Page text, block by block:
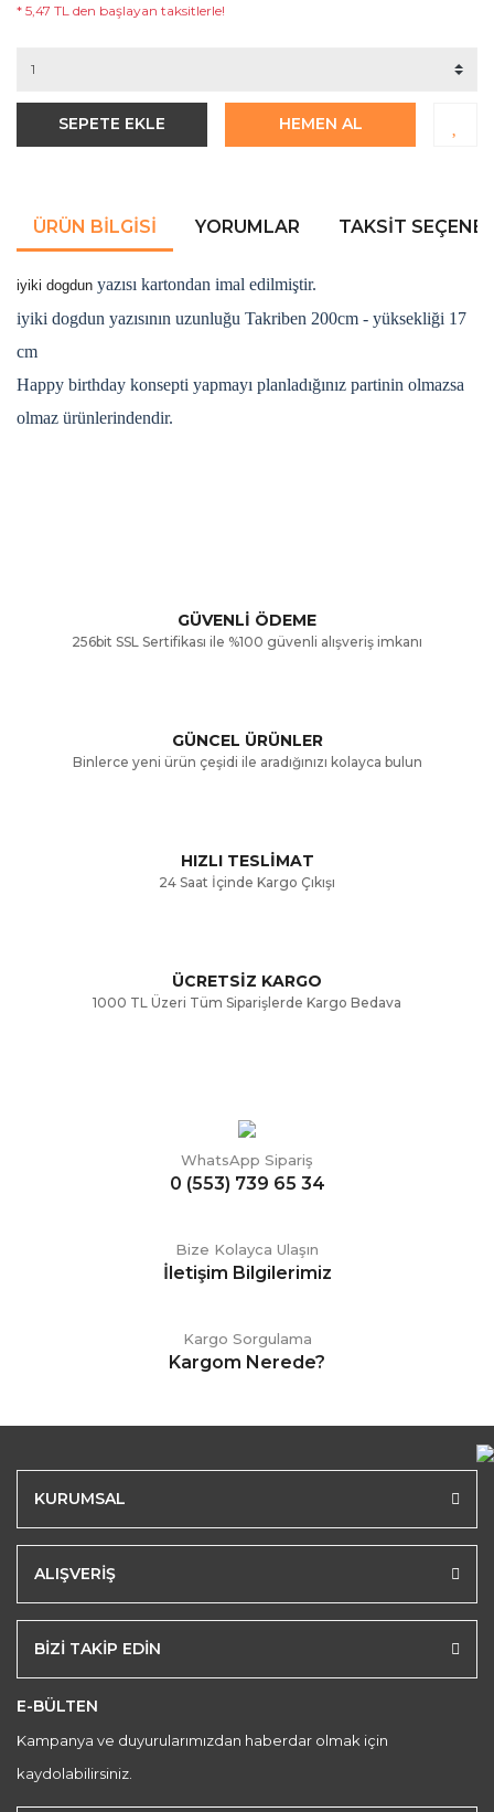
* 5,47 TL den başlayan taksitlerle!
SEPETE EKLE HEMEN AL
ÜRÜN BILGISI YORUMLAR TAKSIT
iyiki dogdun yazısı kartondan imal edilmiştir.
iyiki dogdun yazısının uzunluğu Takriben 200cm - yüksekliği 17
cm
Happy birthday konsepti yapmayı planladığınız partinin olmazsa
olmaz ürünlerindendir.
Ürün resmi kalitesiz, bozuk veya görüntülenemiyor.
Ürün bilgilerinde hatalar bulunuyor.
Gönder
GÜVENLİ ÖDEME
256bit SSL Sertifikası ile %100 güvenli alışveriş imkanı
GÜNCEL ÜRÜNLER
Binlerce yeni ürün çeşidi ile aradığınızı kolayca bulun
HIZLI TESLİMAT
24 Saat İçinde Kargo Çıkışı
ÜCRETSİZ KARGO
1000 TL Üzeri Tüm Siparişlerde Kargo Bedava
WhatsApp Sipariş
0 (553) 739 65 34
Bize Kolayca Ulaşın
İletişim Bilgilerimiz
Kargo Sorgulama
Kargom Nerede?
KURUMSAL
ALIŞVERİŞ
BİZİ TAKİP EDİN
E-BÜLTEN
Kampanya ve duyurularımızdan haberdar olmak için
kaydolabilirsiniz.